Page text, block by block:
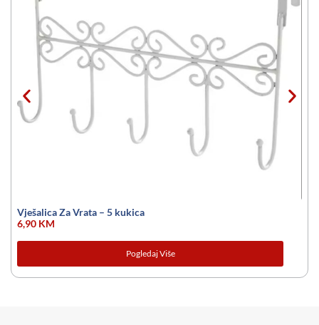
Vješalica Za Vrata – 5 kukica
6,90 KM
Pogledaj Više